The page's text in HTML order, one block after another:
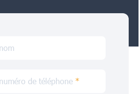
de téléphone *